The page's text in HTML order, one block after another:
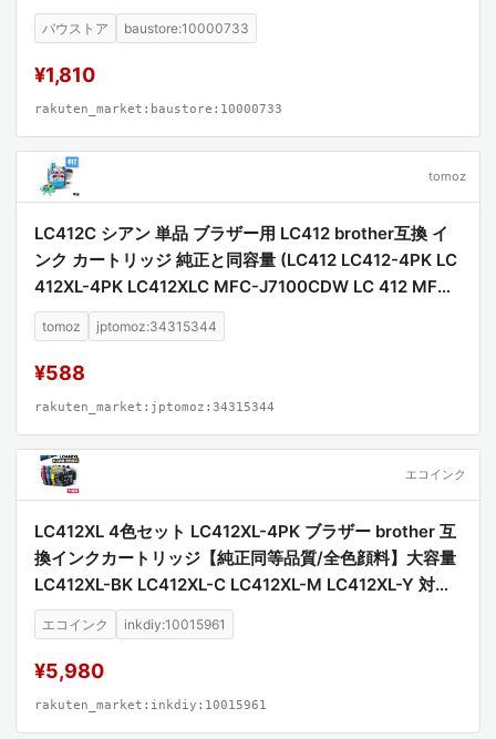
バウストア baustore:10000733
¥1,810
rakuten_market:baustore:10000733
tomoz
LC412C シアン 単品 ブラザー用 LC412 brother互換 イ
ンク カートリッジ 純正と同容量 (LC412 LC412-4PK LC
412XL-4PK LC412XLC MFC-J7100CDW LC 412 MFC-
J7300CDW MFCJ7100CDW MFCJ7300CDW)
tomoz jptomoz:34315344
¥588
rakuten_market:jptomoz:34315344
エコインク
LC412XL 4色セット LC412XL-4PK ブラザー brother 互
換インクカートリッジ【純正同等品質/全色顔料】大容量
LC412XL-BK LC412XL-C LC412XL-M LC412XL-Y 対応
プリンター MFC-J7100CDW MFC-J7300CDW 高品質
顔料インク 互換インク
エコインク inkdiy:10015961
¥5,980
rakuten_market:inkdiy:10015961